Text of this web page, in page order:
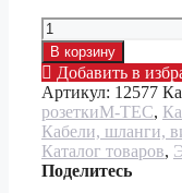
Количество
товара
Розетка
П
3х16
А
синяя
В корзину
Добавить в
Артикул: 12577
розеткиM-TEC,
Кабели, шланги,
Каталог товаров,
Поделитесь